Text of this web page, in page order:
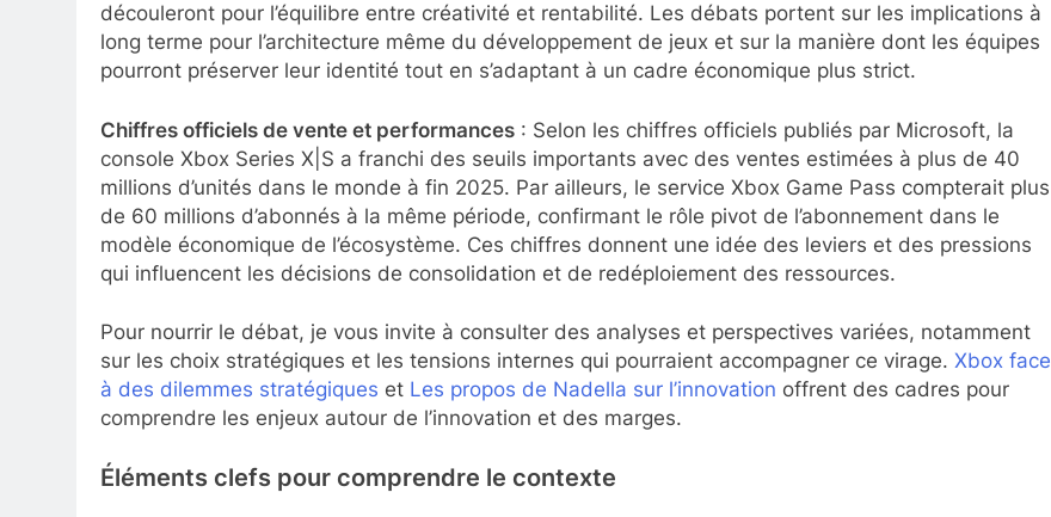
découleront pour l’équilibre entre créativité et rentabilité. Les débats portent sur les implications à
long terme pour l’architecture même du développement de jeux et sur la manière dont les équipes
pourront préserver leur identité tout en s’adaptant à un cadre économique plus strict.
Chiffres officiels de vente et performances : Selon les chiffres officiels publiés par Microsoft, la
console Xbox Series X|S a franchi des seuils importants avec des ventes estimées à plus de 40
millions d’unités dans le monde à fin 2025. Par ailleurs, le service Xbox Game Pass compterait plus
de 60 millions d’abonnés à la même période, confirmant le rôle pivot de l’abonnement dans le
modèle économique de l’écosystème. Ces chiffres donnent une idée des leviers et des pressions
qui influencent les décisions de consolidation et de redéploiement des ressources.
Pour nourrir le débat, je vous invite à consulter des analyses et perspectives variées, notamment
sur les choix stratégiques et les tensions internes qui pourraient accompagner ce virage. Xbox face
à des dilemmes stratégiques et Les propos de Nadella sur l’innovation offrent des cadres pour
comprendre les enjeux autour de l’innovation et des marges.
Éléments clefs pour comprendre le contexte